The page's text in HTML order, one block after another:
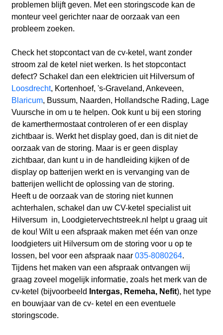
problemen blijft geven. Met een storingscode kan de
monteur veel gerichter naar de oorzaak van een
probleem zoeken.
Check het stopcontact van de cv-ketel, want zonder
stroom zal de ketel niet werken. Is het stopcontact
defect? Schakel dan een elektricien uit Hilversumof
Loosdrecht, Kortenhoef, 's-Graveland, Ankeveen,
Blaricum, Bussum, Naarden, Hollandsche Rading, Lage
Vuursche in om u te helpen. Ook kunt u bij een storing
de kamerthermostaat controleren of er een display
zichtbaar is. Werkt het display goed, dan is dit niet de
oorzaak van de storing. Maar is er geen display
zichtbaar, dan kunt u in de handleiding kijken of de
display op batterijen werkt en is vervanging van de
batterijen wellicht de oplossing van de storing.
Heeft u de oorzaak van de storing niet kunnen
achterhalen, schakel dan uw CV-ketel specialist uit
Hilversum in, Loodgietervechtstreek.nl helpt u graag uit
de kou! Wilt u een afspraak maken met één van onze
loodgieters uit Hilversum om de storing voor u op te
lossen, bel voor een afspraak naar 035-8080264.
Tijdens het maken van een afspraak ontvangen wij
graag zoveel mogelijk informatie, zoals het merk van de
cv-ketel (bijvoorbeeld
Intergas, Remeha, Nefit), het type
en bouwjaar van de cv- ketel en een eventuele
storingscode.